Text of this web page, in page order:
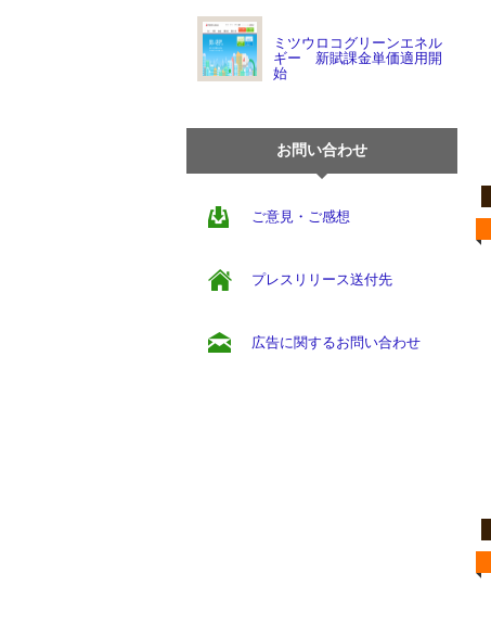
ミツウロコグリーンエネル
ギー 新賦課金単価適用開
始
お問い合わせ
ご意見・ご感想
プレスリリース送付先
広告に関するお問い合わせ